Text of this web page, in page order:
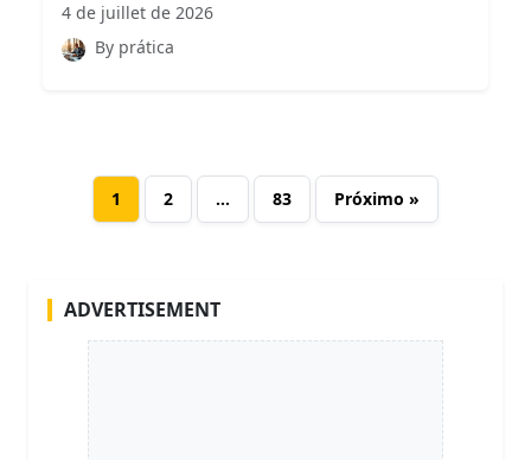
4 de juillet de 2026
By prática
1 2 … 83 Próximo »
ADVERTISEMENT